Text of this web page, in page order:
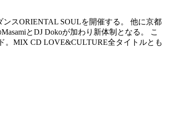
スORIENTAL SOULを開催する。 他に京都
とDJ Dokoが加わり新体制となる。 こ
。MIX CD LOVE&CULTURE全タイトルとも